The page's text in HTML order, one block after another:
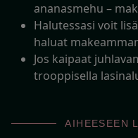
ananasmehu –
Halutessasi voit
haluat
Jos kaipaat
trooppisella
AIHEESEEN